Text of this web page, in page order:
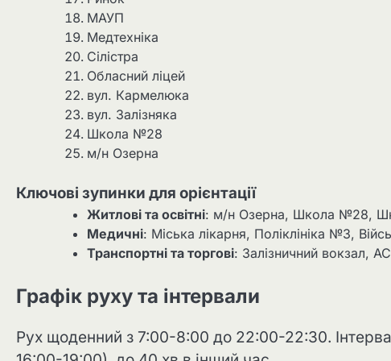
МАУП
Медтехніка
Сілістра
Обласний ліцей
вул. Кармелюка
вул. Залізняка
Школа №28
м/н Озерна
Ключові зупинки для орієнтації
Житлові та освітні: м/н Озерна, Школа №28,
Медичні: Міська лікарня, Поліклініка №3,
Транспортні та торгові: Залізничний вокзал,
Графік руху та інтервали
Рух щоденний з 7:00-8:00 до 22:00-22:30.